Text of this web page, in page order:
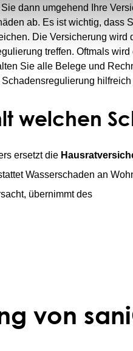
dann umgehend Ihre
ab. Es ist wichtig, dass
Die Versicherung wird
treffen. Oftmals wird
Sie alle Belege und
hilfreich
welchen
ersetzt die
Wasserschaden an
übernimmt des
von